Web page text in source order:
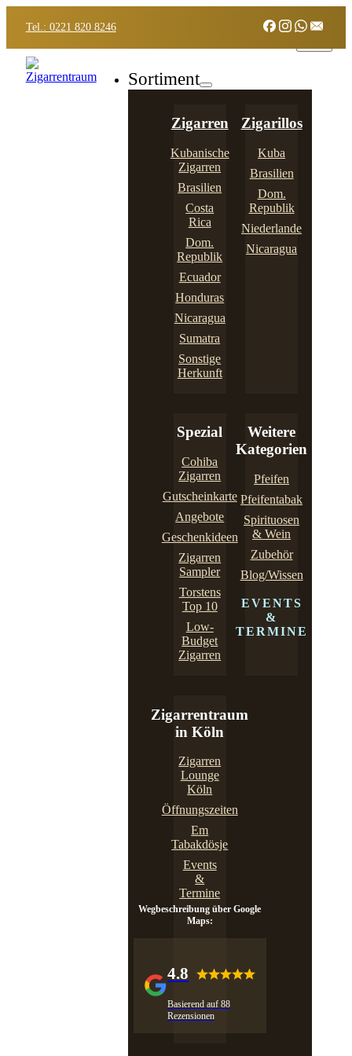
Tel.: 0221 820 8246
Sortiment
Zigarren
Kubanische
Zigarren
Brasilien
Costa
Rica
Dom.
Republik
Ecuador
Honduras
Nicaragua
Sumatra
Sonstige
Herkunft
Zigarillos
Kuba
Brasilien
Dom.
Republik
Niederlande
Nicaragua
Spezial
Cohiba
Zigarren
Gutscheinkarte
Angebote
Geschenkideen
Zigarren
Sampler
Torstens
Top 10
Low-
Budget
Zigarren
Weitere
Kategorien
Pfeifen
Pfeifentabak
Spirituosen
& Wein
Zubehör
Blog/Wissen
EVENTS
&
TERMINE
Zigarrentraum
in Köln
Zigarren
Lounge
Köln
Öffnungszeiten
Em
Tabakdösje
Events
&
Termine
Wegbeschreibung über Google
Maps:
4.8
Basierend auf 88
Rezensionen